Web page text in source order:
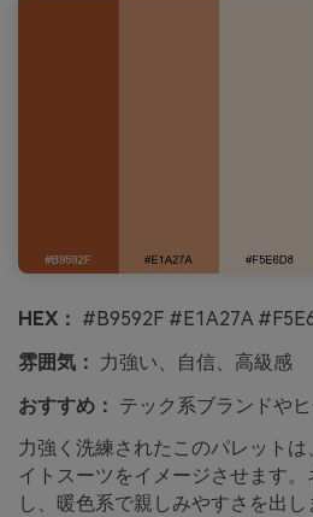
HEX： #B9592F #E1A27A
雰囲気： 力強い、自信、高級感
おすすめ： テック系ブランドや
力強く洗練されたこのパレット
イトスーツをイメージさせます
し、暖色系で親しみやすさを出